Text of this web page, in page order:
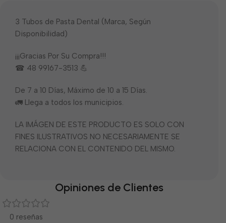
3 Tubos de Pasta Dental (Marca, Según
Disponibilidad)
¡¡¡Gracias Por Su Compra!!!
☎ 48 99167-3513 💪
De 7 a 10 Días, Máximo de 10 a 15 Días.
🚛 Llega a todos los municipios.
LA IMÁGEN DE ESTE PRODUCTO ES SOLO CON
FINES ILUSTRATIVOS NO NECESARIAMENTE SE
RELACIONA CON EL CONTENIDO DEL MISMO.
Opiniones de Clientes
0 reseñas